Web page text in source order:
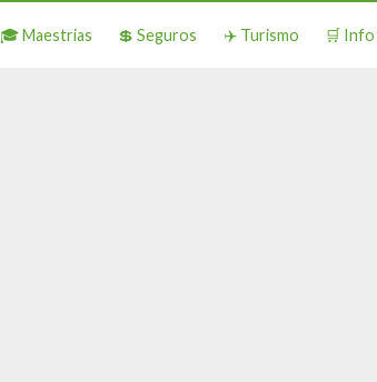
🎓 Maestrias 💲 Seguros ✈️ Turismo 🛒